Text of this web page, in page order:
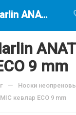
Носки Marlin ANATOMIC кевлар ECO 9 mm, по цене 3895.5 руб, купить в интернет-магазине подводной охоты Водолаз.РФ в Москве. -
9 mm
— Носки
кевлар ECO 9 mm